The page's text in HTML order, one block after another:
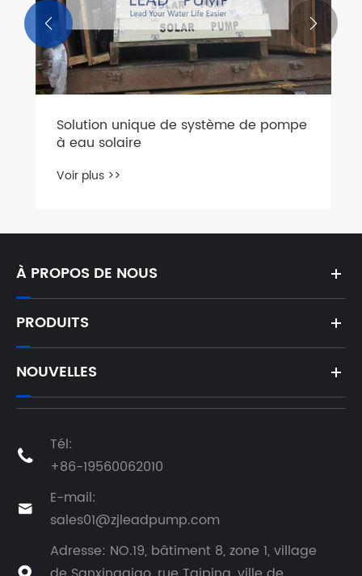
Solution unique de système de pompe
à eau solaire
Voir plus >>
 
À PROPOS DE NOUS
PRODUITS
NOUVELLES

Tél:
+86-19560062010

E-mail:
sales01@zjleadpump.com
Adresse: NO.19, bâtiment 8, zone 1, village